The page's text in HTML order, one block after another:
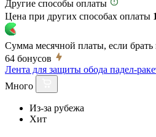
Другие способы оплаты
Цена при других способах оплаты
Сумма месячной платы, если брать
64 бонусов
Лента для защиты обода падел-
Много
Из-за рубежа
Хит